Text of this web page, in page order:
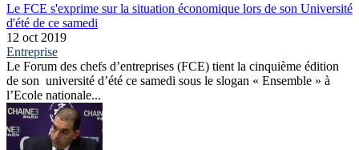
Le FCE s'exprime sur la situation économique lors de son Université
d'été de ce samedi
12 oct 2019
Entreprise
Le Forum des chefs d’entreprises (FCE) tient la cinquième édition
de son université d’été ce samedi sous le slogan « Ensemble » à
l’Ecole nationale...